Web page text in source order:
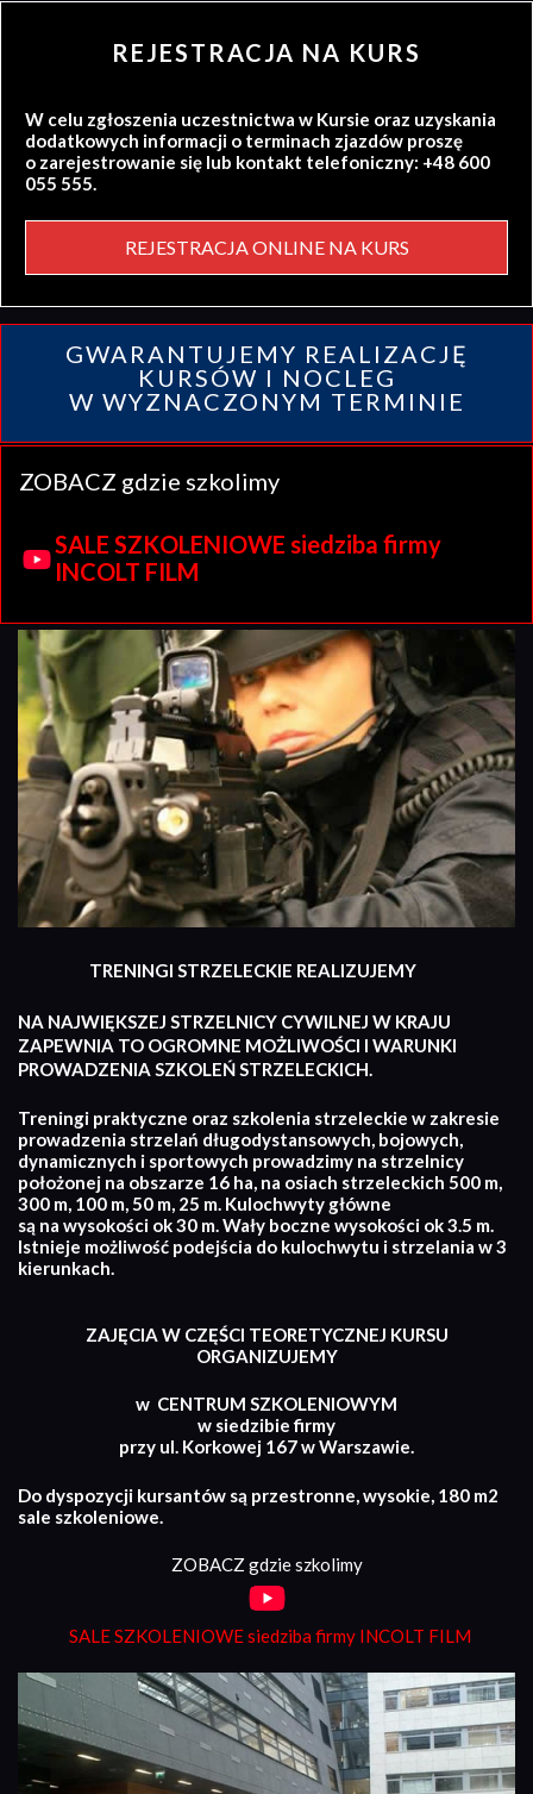
REJESTRACJA NA KURS
W celu zgłoszenia uczestnictwa w Kursie oraz uzyskania
dodatkowych informacji o terminach zjazdów proszę
o zarejestrowanie się lub kontakt telefoniczny: +48 600
055 555.
REJESTRACJA ONLINE NA KURS
GWARANTUJEMY REALIZACJĘ
KURSÓW I NOCLEG
W WYZNACZONYM TERMINIE
ZOBACZ gdzie szkolimy
SALE SZKOLENIOWE siedziba firmy
INCOLT FILM
TRENINGI STRZELECKIE REALIZUJEMY
NA NAJWIĘKSZEJ STRZELNICY CYWILNEJ W KRAJU
ZAPEWNIA TO OGROMNE MOŻLIWOŚCI I WARUNKI
PROWADZENIA SZKOLEŃ STRZELECKICH.
Treningi praktyczne oraz szkolenia strzeleckie w zakresie
prowadzenia strzelań długodystansowych, bojowych,
dynamicznych i sportowych prowadzimy na strzelnicy
położonej na obszarze 16 ha, na osiach strzeleckich 500 m,
300 m, 100 m, 50 m, 25 m. Kulochwyty główne
są na wysokości ok 30 m. Wały boczne wysokości ok 3.5 m.
Istnieje możliwość podejścia do kulochwytu i strzelania w 3
kierunkach.
ZAJĘCIA W CZĘŚCI TEORETYCZNEJ KURSU
ORGANIZUJEMY
w CENTRUM SZKOLENIOWYM
w siedzibie firmy
przy ul. Korkowej 167 w Warszawie.
Do dyspozycji kursantów są przestronne, wysokie, 180 m2
sale szkoleniowe.
ZOBACZ gdzie szkolimy
SALE SZKOLENIOWE siedziba firmy INCOLT FILM